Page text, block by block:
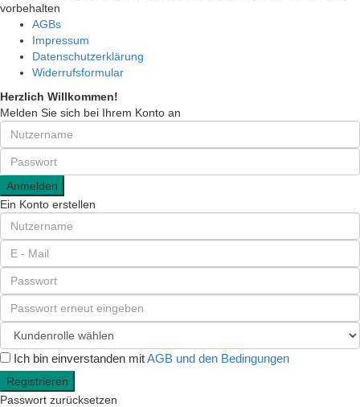
vorbehalten
AGBs
Impressum
Datenschutzerklärung
Widerrufsformular
Herzlich Willkommen!
Melden Sie sich bei Ihrem Konto an
Anmelden
Ein Konto erstellen
Ich bin einverstanden mitAGB und den Bedingungen
Registrieren
Passwort zurücksetzen